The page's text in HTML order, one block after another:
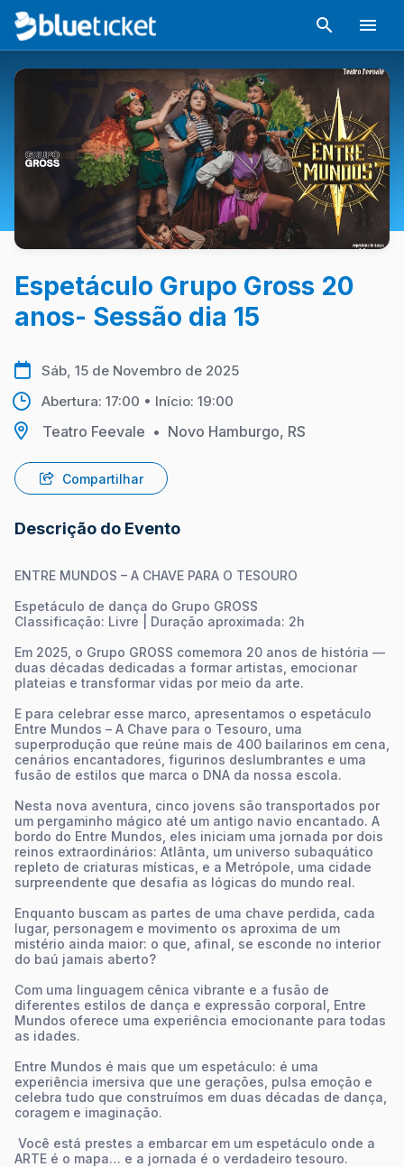
Espetáculo Grupo Gross 20
anos- Sessão dia 15
Sáb, 15 de Novembro de 2025
Abertura: 17:00 • Início: 19:00
Teatro Feevale • Novo Hamburgo, RS
Compartilhar
Descrição do Evento
ENTRE MUNDOS – A CHAVE PARA O TESOURO
Espetáculo de dança do Grupo GROSS
Classificação: Livre | Duração aproximada: 2h
Em 2025, o Grupo GROSS comemora 20 anos de história —
duas décadas dedicadas a formar artistas, emocionar
plateias e transformar vidas por meio da arte.
E para celebrar esse marco, apresentamos o espetáculo
Entre Mundos – A Chave para o Tesouro, uma
superprodução que reúne mais de 400 bailarinos em cena,
cenários encantadores, figurinos deslumbrantes e uma
fusão de estilos que marca o DNA da nossa escola.
Nesta nova aventura, cinco jovens são transportados por
um pergaminho mágico até um antigo navio encantado. A
bordo do Entre Mundos, eles iniciam uma jornada por dois
reinos extraordinários: Atlânta, um universo subaquático
repleto de criaturas místicas, e a Metrópole, uma cidade
surpreendente que desafia as lógicas do mundo real.
Enquanto buscam as partes de uma chave perdida, cada
lugar, personagem e movimento os aproxima de um
mistério ainda maior: o que, afinal, se esconde no interior
do baú jamais aberto?
Com uma linguagem cênica vibrante e a fusão de
diferentes estilos de dança e expressão corporal, Entre
Mundos oferece uma experiência emocionante para todas
as idades.
Entre Mundos é mais que um espetáculo: é uma
experiência imersiva que une gerações, pulsa emoção e
celebra tudo que construímos em duas décadas de dança,
coragem e imaginação.
Você está prestes a embarcar em um espetáculo onde a
ARTE é o mapa… e a jornada é o verdadeiro tesouro.